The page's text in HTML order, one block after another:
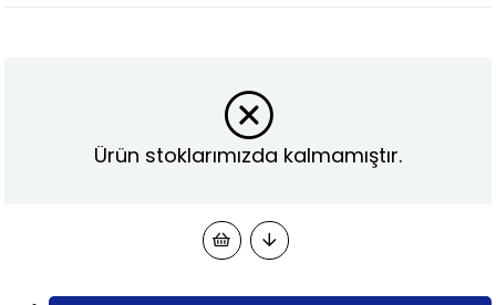
Ürün stoklarımızda kalmamıştır.